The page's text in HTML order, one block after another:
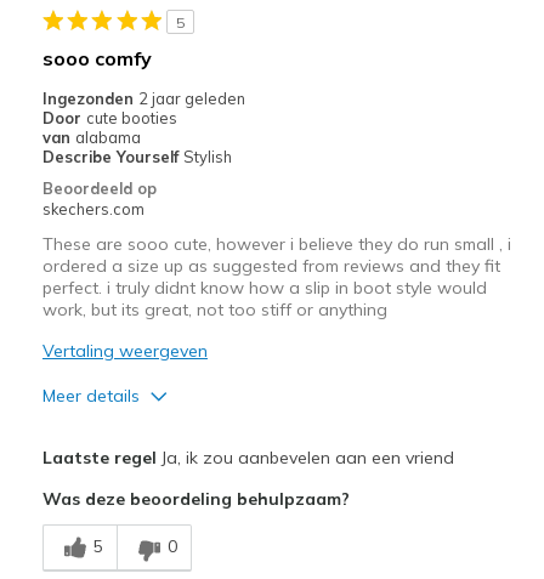
I use mine for work
Width
Sizing
Feels true to size
View On Shoes
5
sooo comfy
Ingezonden 2 jaar geleden
Door cute booties
van alabama
Describe Yourself Stylish
Beoordeeld op
skechers.com
These are sooo cute, however i believe they do run small , i
ordered a size up as suggested from reviews and they fit
perfect. i truly didnt know how a slip in boot style would
work, but its great, not too stiff or anything
Vertaling weergeven
Meer details
Breathe Well
Comfortable
Laatste regel Ja, ik zou aanbevelen aan een vriend
Was deze beoordeling behulpzaam?
5 0